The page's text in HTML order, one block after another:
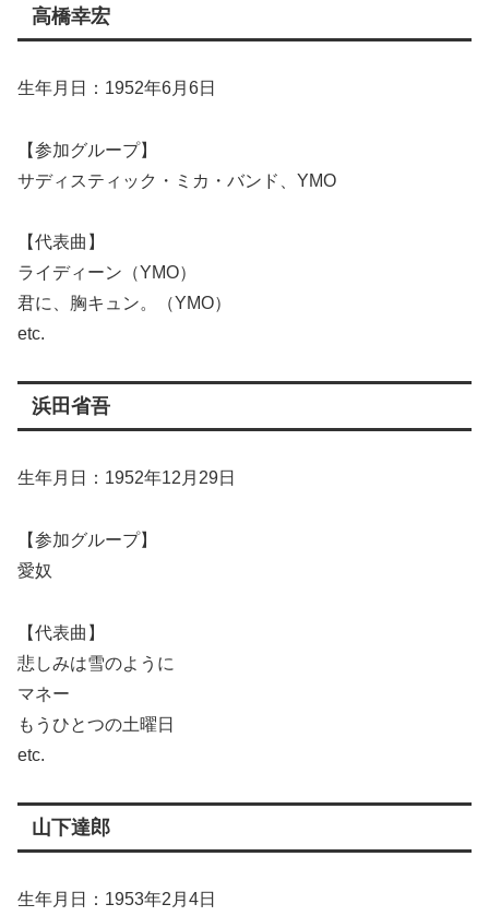
高橋幸宏
生年月日：1952年6月6日
【参加グループ】
サディスティック・ミカ・バンド、YMO
【代表曲】
ライディーン（YMO）
君に、胸キュン。（YMO）
etc.
浜田省吾
生年月日：1952年12月29日
【参加グループ】
愛奴
【代表曲】
悲しみは雪のように
マネー
もうひとつの土曜日
etc.
山下達郎
生年月日：1953年2月4日